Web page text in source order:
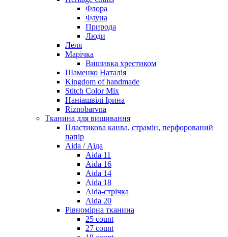
Флора
Фауна
Природа
Люди
Леля
Марічка
Вишивка хрестиком
Шаменко Наталія
Kingdom of handmade
Stitch Color Mix
Наніашвілі Ірина
Riznobarvna
Тканина для вишивання
Пластикова канва, страмін, перфорований
папір
Aida / Аіда
Aida 11
Aida 16
Aida 14
Aida 18
Aida-стрічка
Aida 20
Рівномірна тканина
25 count
27 count